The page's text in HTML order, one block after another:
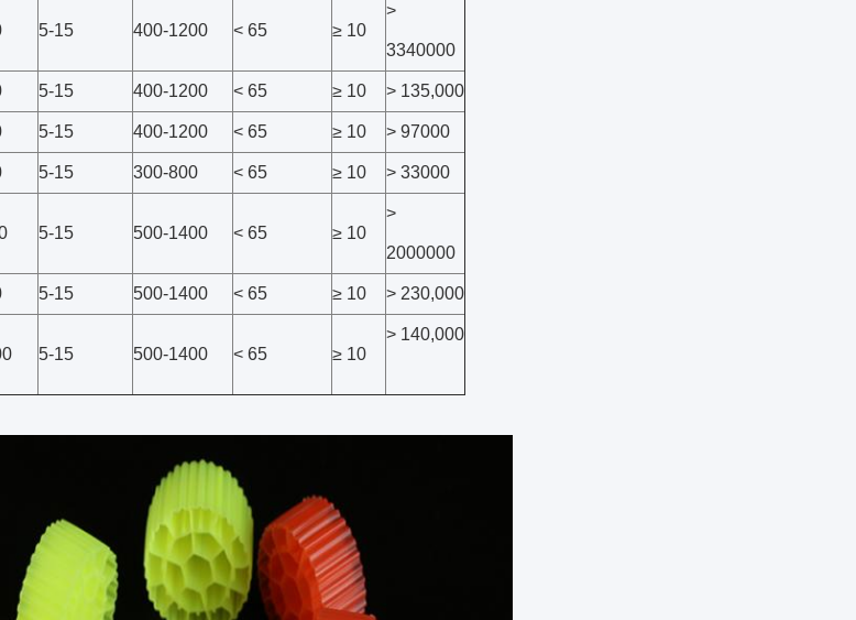
5-15 400-1200 < 65 ≥ 10
>
3340000
5-15 400-1200 < 65 ≥ 10 > 135,000
5-15 400-1200 < 65 ≥ 10 > 97000
5-15 300-800 < 65 ≥ 10 > 33000
5-15 500-1400 < 65 ≥ 10
>
2000000
5-15 500-1400 < 65 ≥ 10 > 230,000
5-15 500-1400 < 65 ≥ 10
> 140,000